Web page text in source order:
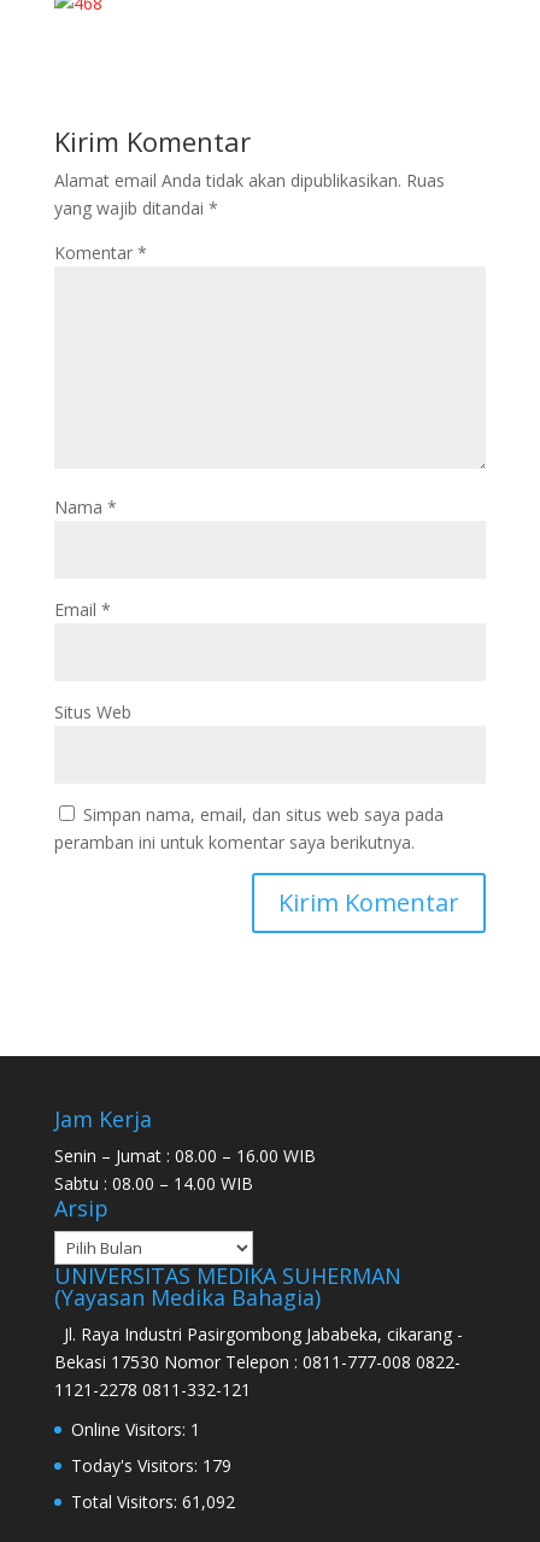
Kirim Komentar
Alamat email Anda tidak akan dipublikasikan. Ruas
yang wajib ditandai *
Komentar *
Nama *
Email *
Situs Web
Simpan nama, email, dan situs web saya pada
peramban ini untuk komentar saya berikutnya.
Jam Kerja
Senin – Jumat : 08.00 – 16.00 WIB
Sabtu : 08.00 – 14.00 WIB
Arsip
UNIVERSITAS MEDIKA SUHERMAN
(Yayasan Medika Bahagia)
Jl. Raya Industri Pasirgombong Jababeka, cikarang -
Bekasi 17530 Nomor Telepon : 0811-777-008 0822-
1121-2278 0811-332-121
Online Visitors: 1
Today's Visitors: 179
Total Visitors: 61,092